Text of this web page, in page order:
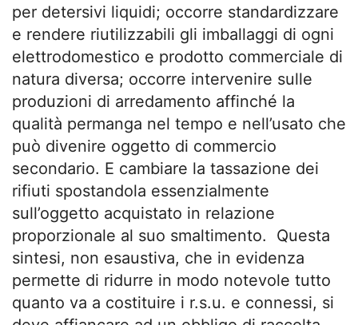
per detersivi liquidi; occorre standardizzare
e rendere riutilizzabili gli imballaggi di ogni
elettrodomestico e prodotto commerciale di
natura diversa; occorre intervenire sulle
produzioni di arredamento affinché la
qualità permanga nel tempo e nell’usato che
può divenire oggetto di commercio
secondario. E cambiare la tassazione dei
rifiuti spostandola essenzialmente
sull’oggetto acquistato in relazione
proporzionale al suo smaltimento. Questa
sintesi, non esaustiva, che in evidenza
permette di ridurre in modo notevole tutto
quanto va a costituire i r.s.u. e connessi, si